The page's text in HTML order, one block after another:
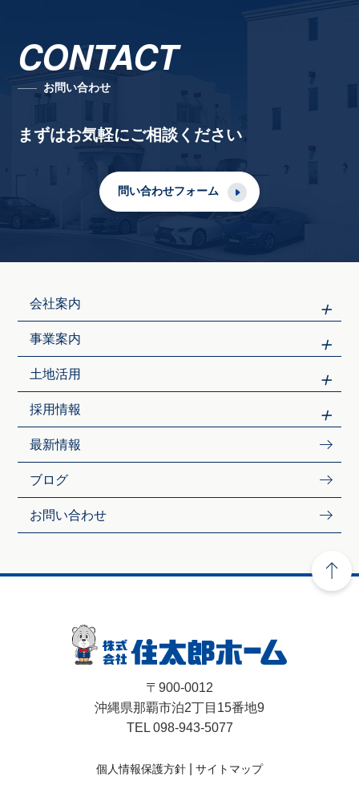
CONTACT
お問い合わせ
まずはお気軽にご相談ください
問い合わせフォーム
会社案内
事業案内
土地活用
採用情報
最新情報
ブログ
お問い合わせ
〒900-0012
沖縄県那覇市泊2丁目15番地9
TEL 098-943-5077
個人情報保護方針 サイトマップ